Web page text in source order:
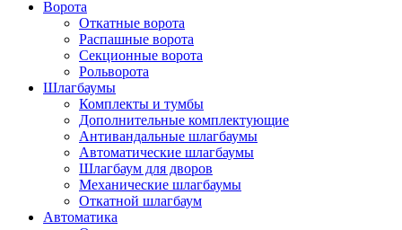
Ворота
Откатные ворота
Распашные ворота
Секционные ворота
Рольворота
Шлагбаумы
Комплекты и тумбы
Дополнительные комплектующие
Антивандальные шлагбаумы
Автоматические шлагбаумы
Шлагбаум для дворов
Механические шлагбаумы
Откатной шлагбаум
Автоматика